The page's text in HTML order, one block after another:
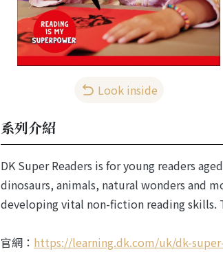
Look inside
系列介紹
DK Super Readers is for young readers
dinosaurs, animals, natural wonders and
developing vital non-fiction reading skills.
官網： https://learning.dk.com/uk/dk-